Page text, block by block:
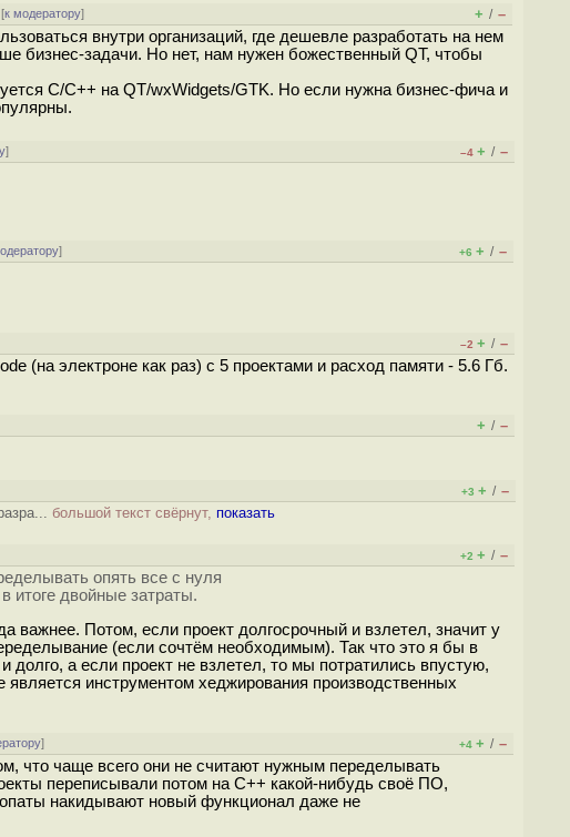
к модератору] + / –
внутри организаций, где дешевле разработать на нем
бизнес-задачи. Но нет, нам нужен божественный QT, чтобы
C/C++ на QT/wxWidgets/GTK. Но если нужна бизнес-фича и
] –4 + / –
] +6 + / –
–2 + / –
(на электроне как раз) с 5 проектами и расход памяти - 5.6 Гб.
+ / –
+3 + / –
большой текст свёрнут, показать
+2 + / –
опять все с нуля
итоге двойные затраты.
важнее. Потом, если проект долгосрочный и взлетел, значит у
(если сочтём необходимым). Так что это я бы в
а если проект не взлетел, то мы потратились впустую,
инструментом хеджирования производственных
] +4 + / –
что чаще всего они не считают нужным переделывать
переписывали потом на С++ какой-нибудь своё ПО,
накидывают новый функционал даже не